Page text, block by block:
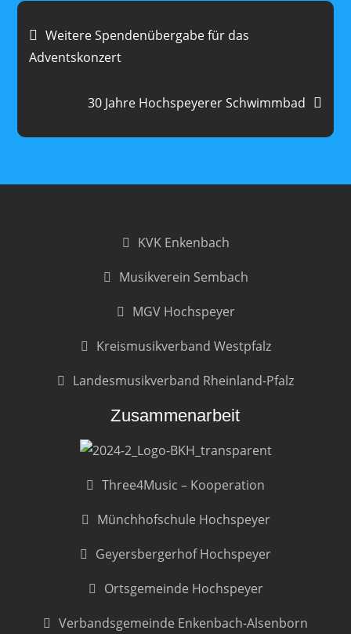
Beitragsnavigation
Weitere Spendenübergabe für das
Adventskonzert
30 Jahre Hochspeyerer Schwimmbad
KVK Enkenbach
Musikverein Sembach
MGV Hochspeyer
Kreismusikverband Westpfalz
Landesmusikverband Rheinland-Pfalz
Zusammenarbeit
Three4Music – Kooperation
Münchhofschule Hochspeyer
Geyersbergerhof Hochspeyer
Ortsgemeinde Hochspeyer
Verbandsgemeinde Enkenbach-Alsenborn